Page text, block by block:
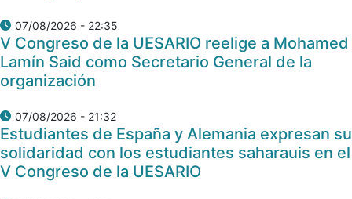
07/08/2026 - 22:35
V Congreso de la UESARIO reelige a Mohamed
Lamín Said como Secretario General de la
organización
07/08/2026 - 21:32
Estudiantes de España y Alemania expresan su
solidaridad con los estudiantes saharauis en el
V Congreso de la UESARIO